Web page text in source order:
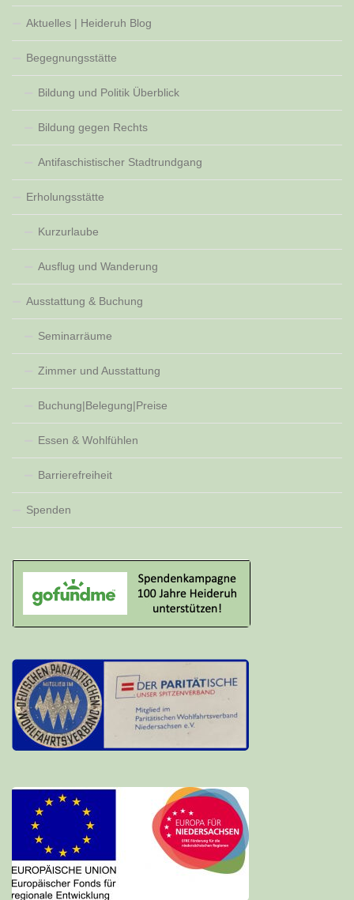
Aktuelles | Heideruh Blog
Begegnungsstätte
Bildung und Politik Überblick
Bildung gegen Rechts
Antifaschistischer Stadtrundgang
Erholungsstätte
Kurzurlaube
Ausflug und Wanderung
Ausstattung & Buchung
Seminarräume
Zimmer und Ausstattung
Buchung|Belegung|Preise
Essen & Wohlfühlen
Barrierefreiheit
Spenden